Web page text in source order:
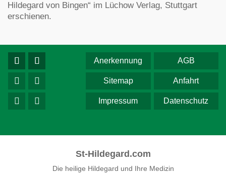
Hildegard von Bingen“ im Lüchow Verlag, Stuttgart
erschienen.
AGB
Anerkennung
Anfahrt
Sitemap
Datenschutz
Impressum
St-Hildegard.com
Die heilige Hildegard und Ihre Medizin